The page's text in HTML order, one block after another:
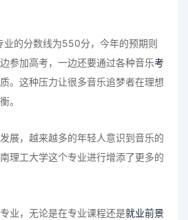
的分数线为550分，今年的预期则
参加高考，一边还要通过各种音乐考
。这种压力让很多音乐追梦者在理想
。
展，越来越多的年轻人意识到音乐的
理工大学这个专业进行增添了更多的
业，无论是在专业课程还是就业前景